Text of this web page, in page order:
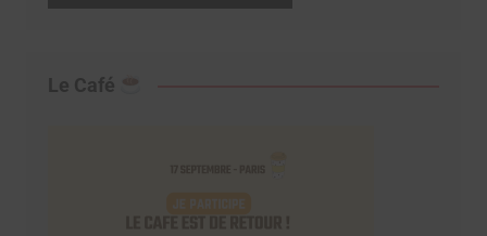
Le Café